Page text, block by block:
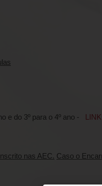
e do 3º para o 4º ano -
LINK
nas AEC. Caso o